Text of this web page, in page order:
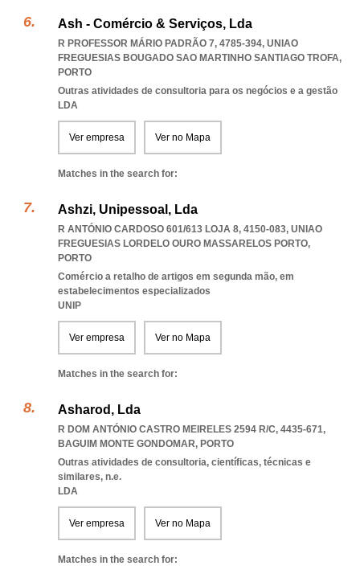
Ash - Comércio & Serviços, Lda
R PROFESSOR MÁRIO PADRÃO 7, 4785-394, UNIAO
FREGUESIAS BOUGADO SAO MARTINHO SANTIAGO TROFA,
PORTO
Outras atividades de consultoria para os negócios e a gestão
LDA
Ver empresa Ver no Mapa
Matches in the search for:
Ashzi, Unipessoal, Lda
R ANTÓNIO CARDOSO 601/613 LOJA 8, 4150-083, UNIAO
FREGUESIAS LORDELO OURO MASSARELOS PORTO,
PORTO
Comércio a retalho de artigos em segunda mão, em
estabelecimentos especializados
UNIP
Ver empresa Ver no Mapa
Matches in the search for:
Asharod, Lda
R DOM ANTÓNIO CASTRO MEIRELES 2594 R/C, 4435-671,
BAGUIM MONTE GONDOMAR, PORTO
Outras atividades de consultoria, científicas, técnicas e
similares, n.e.
LDA
Ver empresa Ver no Mapa
Matches in the search for: